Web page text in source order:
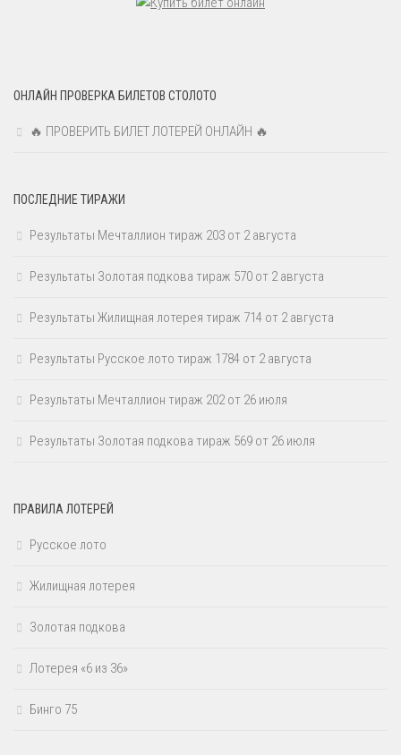
ОНЛАЙН ПРОВЕРКА БИЛЕТОВ СТОЛОТО
🔥 ПРОВЕРИТЬ БИЛЕТ ЛОТЕРЕЙ ОНЛАЙН 🔥
ПОСЛЕДНИЕ ТИРАЖИ
Результаты Мечталлион тираж 203 от 2 августа
Результаты Золотая подкова тираж 570 от 2 августа
Результаты Жилищная лотерея тираж 714 от 2 августа
Результаты Русское лото тираж 1784 от 2 августа
Результаты Мечталлион тираж 202 от 26 июля
Результаты Золотая подкова тираж 569 от 26 июля
ПРАВИЛА ЛОТЕРЕЙ
Русское лото
Жилищная лотерея
Золотая подкова
Лотерея «6 из 36»
Бинго 75